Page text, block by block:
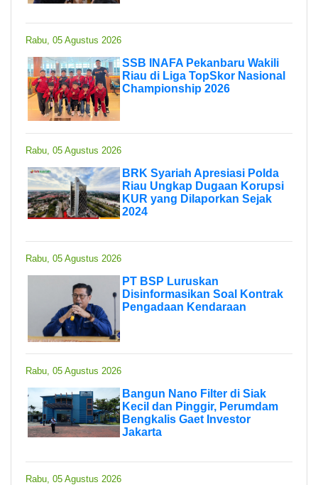
Rabu, 05 Agustus 2026
SSB INAFA Pekanbaru Wakili
Riau di Liga TopSkor Nasional
Championship 2026
Rabu, 05 Agustus 2026
BRK Syariah Apresiasi Polda
Riau Ungkap Dugaan Korupsi
KUR yang Dilaporkan Sejak
2024
Rabu, 05 Agustus 2026
PT BSP Luruskan
Disinformasikan Soal Kontrak
Pengadaan Kendaraan
Rabu, 05 Agustus 2026
Bangun Nano Filter di Siak
Kecil dan Pinggir, Perumdam
Bengkalis Gaet Investor
Jakarta
Rabu, 05 Agustus 2026